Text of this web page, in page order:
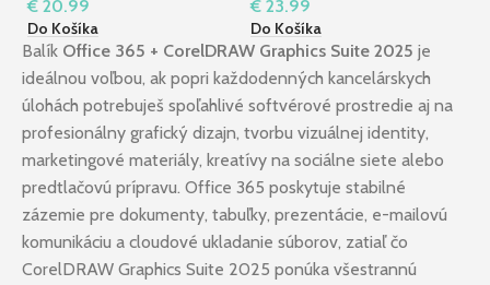
2021
€ 20.99
Do Košíka
Windows
€ 23.99
Do Košíka
Balík Office 365 + CorelDRAW Graphics Suite 2025 je
ideálnou voľbou, ak popri každodenných kancelárskych
úlohách potrebuješ spoľahlivé softvérové prostredie aj na
profesionálny grafický dizajn, tvorbu vizuálnej identity,
marketingové materiály, kreatívy na sociálne siete alebo
predtlačovú prípravu. Office 365 poskytuje stabilné
zázemie pre dokumenty, tabuľky, prezentácie, e-mailovú
komunikáciu a cloudové ukladanie súborov, zatiaľ čo
CorelDRAW Graphics Suite 2025 ponúka všestrannú